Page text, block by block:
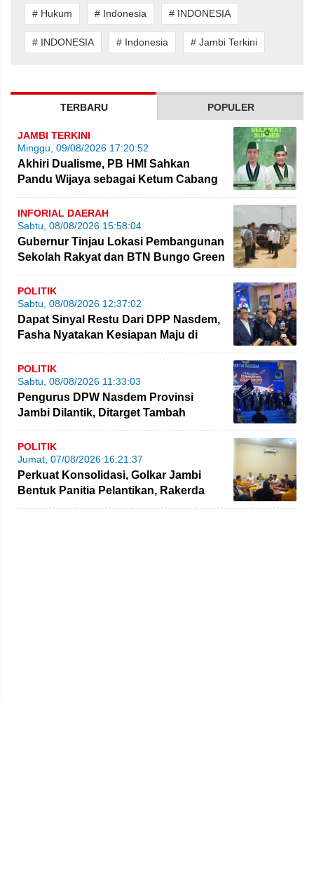
# Hukum # Indonesia # INDONESIA
# INDONESIA # Indonesia # Jambi Terkini
TERBARU POPULER
JAMBI TERKINI
Minggu, 09/08/2026 17:20:52
Akhiri Dualisme, PB HMI Sahkan
Pandu Wijaya sebagai Ketum Cabang
Jambi
INFORIAL DAERAH
Sabtu, 08/08/2026 15:58:04
Gubernur Tinjau Lokasi Pembangunan
Sekolah Rakyat dan BTN Bungo Green
City
POLITIK
Sabtu, 08/08/2026 12:37:02
Dapat Sinyal Restu Dari DPP Nasdem,
Fasha Nyatakan Kesiapan Maju di
Pilgub Jambi
POLITIK
Sabtu, 08/08/2026 11:33:03
Pengurus DPW Nasdem Provinsi
Jambi Dilantik, Ditarget Tambah
Perolehan Kursi Legislatif
POLITIK
Jumat, 07/08/2026 16:21:37
Perkuat Konsolidasi, Golkar Jambi
Bentuk Panitia Pelantikan, Rakerda
hingga Bimtek